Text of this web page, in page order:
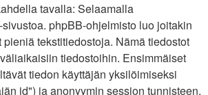
tavalla: Selaamalla
phpBB-ohjelmisto luo joitakin
tekstitiedostoja. Nämä tiedostot
tiedostoihin. Ensimmäiset
tiedon käyttäjän yksilöimiseksi
id") ja anonyymin session tunnisteen.